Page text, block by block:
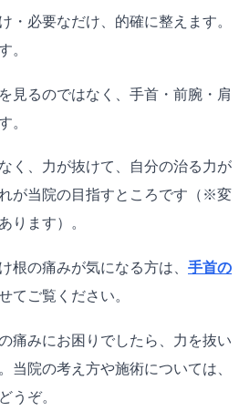
・必要なだけ、的確に整えます。
。
見るのではなく、手首・前腕・肩
。
く、力が抜けて、自分の治る力が
が当院の目指すところです（※変
ります）。
根の痛みが気になる方は、 手首の
てご覧ください。
痛みにお困りでしたら、力を抜い
当院の考え方や施術については、
うぞ。